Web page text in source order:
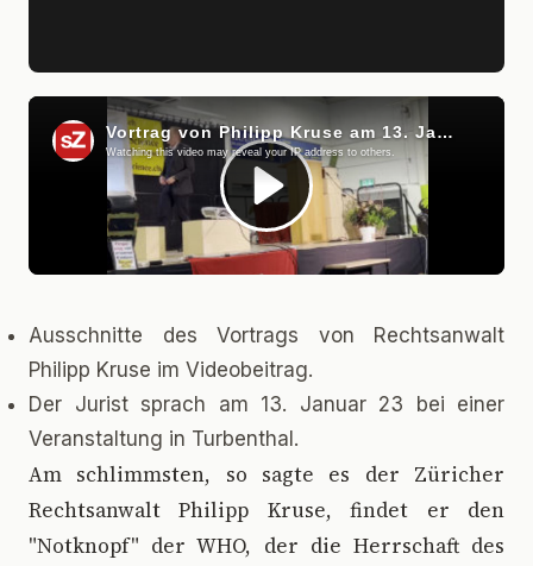
Ausschnitte des Vortrags von Rechtsanwalt
Philipp Kruse im Videobeitrag.
Der Jurist sprach am 13. Januar 23 bei einer
Veranstaltung in Turbenthal.
Am schlimmsten, so sagte es der Züricher
Rechtsanwalt Philipp Kruse, findet er den
"Notknopf" der WHO, der die Herrschaft des